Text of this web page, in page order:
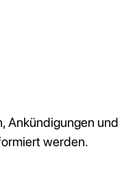
Ankündigungen und
werden.